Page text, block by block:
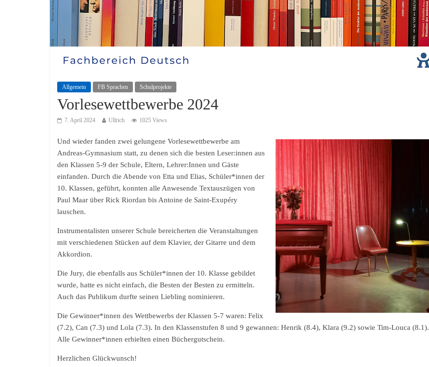
Allgemein FB Sprachen Schulprojekte
Vorlesewettbewerbe 2024
7. April 2024 Ullrich 1025 Views
Und wieder fanden zwei gelungene Vorlesewettbewerbe am
Andreas-Gymnasium statt, zu denen sich die besten Leser:innen aus
den Klassen 5-9 der Schule, Eltern, Lehrer:Innen und Gäste
einfanden. Durch die Abende von Etta und Elias, Schüler*innen der
10. Klassen, geführt, konnten alle Anwesende Textauszügen von
Paul Maar über Rick Riordan bis Antoine de Saint-Exupéry
lauschen.
Instrumentalisten unserer Schule bereicherten die Veranstaltungen
mit verschiedenen Stücken auf dem Klavier, der Gitarre und dem
Akkordion.
Die Jury, die ebenfalls aus Schüler*innen der 10. Klasse gebildet
wurde, hatte es nicht einfach, die Besten der Besten zu ermitteln.
Auch das Publikum durfte seinen Liebling nominieren.
Die Gewinner*innen des Wettbewerbs der Klassen 5-7 waren: Felix
(7.2), Can (7.3) und Lola (7.3). In den Klassenstufen 8 und 9 gewannen: Henrik (8.4), Klara (9.2) sowie Tim-Louca (8.1).
Alle Gewinner*innen erhielten einen Büchergutschein.
Herzlichen Glückwunsch!